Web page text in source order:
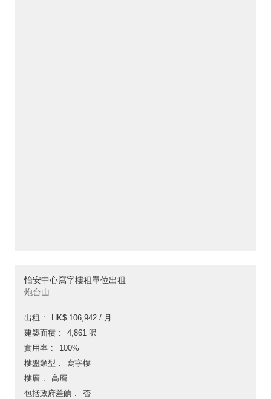
怡安中心寫字樓租單位出租
炮台山
出租
HK$ 106,942 / 月
建築面積
4,861 呎
實用率
100%
樓盤類型
寫字樓
樓層
高層
包括政府差餉
否